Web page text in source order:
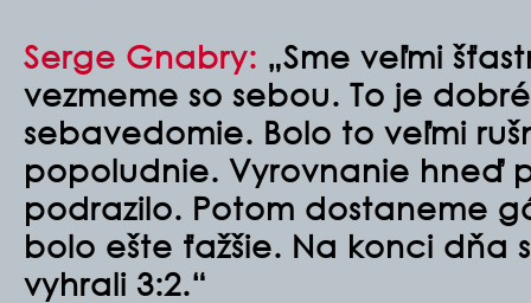
Serge Gnabry: „Sme veľmi
vezmeme so sebou. To je
sebavedomie. Bolo to veľmi
popoludnie. Vyrovnanie hneď
podrazilo. Potom dostaneme
bolo ešte ťažšie. Na konci dňa
vyhrali 3:2.“